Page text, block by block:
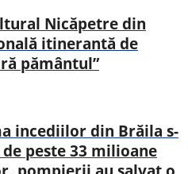
Nicăpetre din
itinerantă de
pământul”
incediilor din Brăila s-
peste 33 milioane